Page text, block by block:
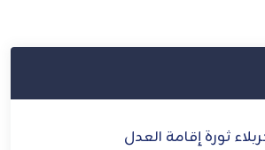
ثورة إقامة العدل